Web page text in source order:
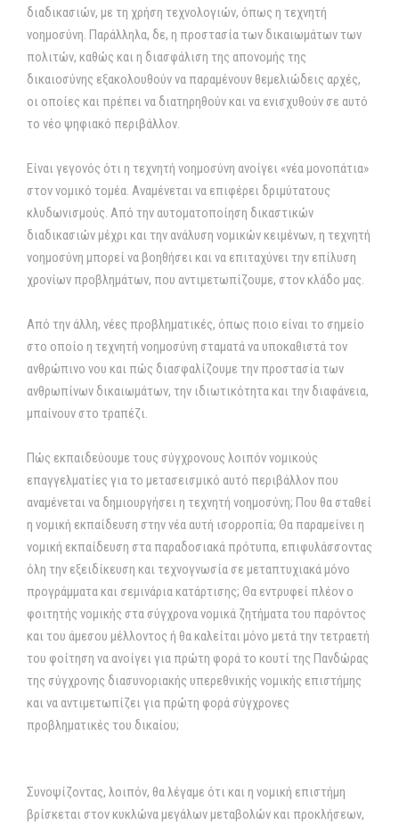
διαδικασιών, με τη χρήση τεχνολογιών, όπως η τεχνητή
νοημοσύνη. Παράλληλα, δε, η προστασία των δικαιωμάτων των
πολιτών, καθώς και η διασφάλιση της απονομής της
δικαιοσύνης εξακολουθούν να παραμένουν θεμελιώδεις αρχές,
οι οποίες και πρέπει να διατηρηθούν και να ενισχυθούν σε αυτό
το νέο ψηφιακό περιβάλλον.
Είναι γεγονός ότι η τεχνητή νοημοσύνη ανοίγει «νέα μονοπάτια»
στον νομικό τομέα. Αναμένεται να επιφέρει δριμύτατους
κλυδωνισμούς. Από την αυτοματοποίηση δικαστικών
διαδικασιών μέχρι και την ανάλυση νομικών κειμένων, η τεχνητή
νοημοσύνη μπορεί να βοηθήσει και να επιταχύνει την επίλυση
χρονίων προβλημάτων, που αντιμετωπίζουμε, στον κλάδο μας.
Από την άλλη, νέες προβληματικές, όπως ποιο είναι το σημείο
στο οποίο η τεχνητή νοημοσύνη σταματά να υποκαθιστά τον
ανθρώπινο νου και πώς διασφαλίζουμε την προστασία των
ανθρωπίνων δικαιωμάτων, την ιδιωτικότητα και την διαφάνεια,
μπαίνουν στο τραπέζι.
Πώς εκπαιδεύουμε τους σύγχρονους λοιπόν νομικούς
επαγγελματίες για το μετασεισμικό αυτό περιβάλλον που
αναμένεται να δημιουργήσει η τεχνητή νοημοσύνη; Που θα σταθεί
η νομική εκπαίδευση στην νέα αυτή ισορροπία; Θα παραμείνει η
νομική εκπαίδευση στα παραδοσιακά πρότυπα, επιφυλάσσοντας
όλη την εξειδίκευση και τεχνογνωσία σε μεταπτυχιακά μόνο
προγράμματα και σεμινάρια κατάρτισης; Θα εντρυφεί πλέον ο
φοιτητής νομικής στα σύγχρονα νομικά ζητήματα του παρόντος
και του άμεσου μέλλοντος ή θα καλείται μόνο μετά την τετραετή
του φοίτηση να ανοίγει για πρώτη φορά το κουτί της Πανδώρας
της σύγχρονης διασυνοριακής υπερεθνικής νομικής επιστήμης
και να αντιμετωπίζει για πρώτη φορά σύγχρονες
προβληματικές του δικαίου;
Συνοψίζοντας, λοιπόν, θα λέγαμε ότι και η νομική επιστήμη
βρίσκεται στον κυκλώνα μεγάλων μεταβολών και προκλήσεων,